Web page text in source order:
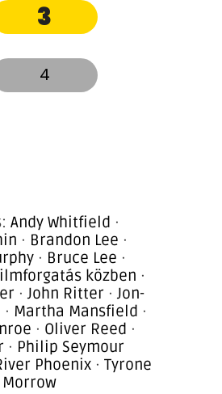
3
4
Andy Whitfield ·
· Brandon Lee ·
· Bruce Lee ·
közben ·
· John Ritter · Jon-
· Martha Mansfield ·
· Oliver Reed ·
· Philip Seymour
Phoenix · Tyrone
Morrow